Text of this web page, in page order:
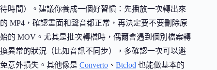
待時間）。建議你養成一個好習慣：先播放一次轉出來
的 MP4，確認畫面和聲音都正常，再決定要不要刪除原
始的 MOV。尤其是批次轉檔時，偶爾會遇到個別檔案轉
換異常的狀況（比如音訊不同步），多確認一次可以避
免意外損失。其他像是 Converto 、 Btclod 也能做基本的